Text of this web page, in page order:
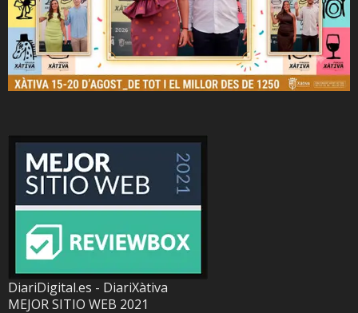
DiariDigital.es - DiariXàtiva
MEJOR SITIO WEB 2021